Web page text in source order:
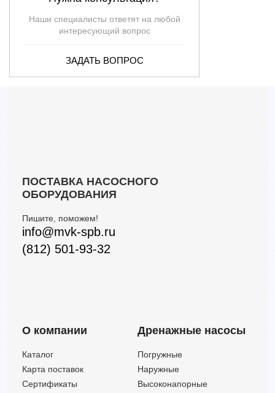
Наши специалисты ответят на любой
интересующий вопрос
ЗАДАТЬ ВОПРОС
ПОСТАВКА НАСОСНОГО
ОБОРУДОВАНИЯ
Пишите, поможем!
info@mvk-spb.ru
(812) 501-93-32
О компании
Каталог
Карта поставок
Сертификаты
Дренажные насосы
Погружные
Наружные
Высоконапорные